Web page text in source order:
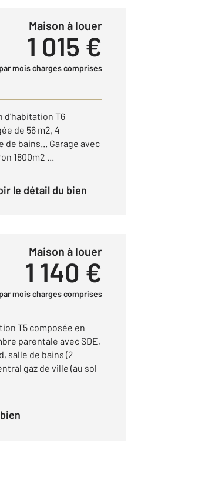
Maison à louer
1 015 €
par mois charges comprises
d'habitation T6
de 56 m2, 4
de bains... Garage avec
1800m2 ...
le détail du bien
Maison à louer
1 140 €
par mois charges comprises
T5 composée en
parentale avec SDE,
salle de bains (2
gaz de ville (au sol